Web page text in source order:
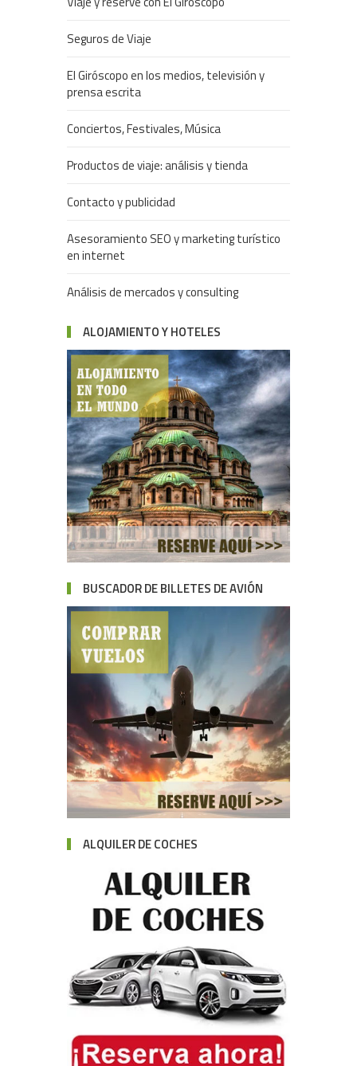
Seguros de Viaje
El Giróscopo en los medios, televisión y
prensa escrita
Conciertos, Festivales, Música
Productos de viaje: análisis y tienda
Contacto y publicidad
Asesoramiento SEO y marketing turístico
en internet
Análisis de mercados y consulting
ALOJAMIENTO Y HOTELES
BUSCADOR DE BILLETES DE AVIÓN
ALQUILER DE COCHES